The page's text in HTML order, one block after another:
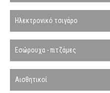
Ηλεκτρονικό τσιγάρο
Εσώρουχα - πιτζάμες
Αισθητικοί